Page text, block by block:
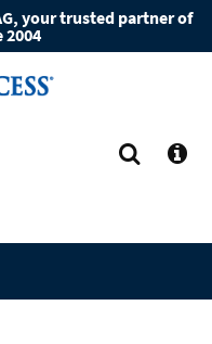
your trusted partner of
2004